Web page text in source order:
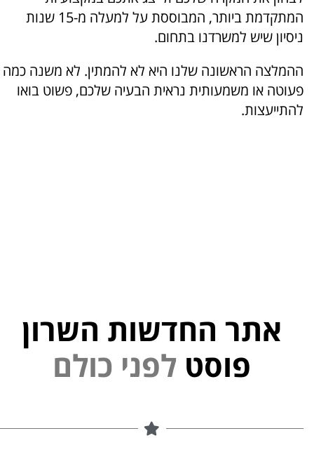
המתקדמת ביותר, המבוססת על למעלה מ-15 שנות
ניסיון שיש למשרדנו בתחום.
ההמלצה הראשונה שלנו היא לא להמתין. לא משנה כמה
פעוטה או משמעותית נראית הבעיה שלכם, פשוט בואו
להתייעצות.
אתר החדשות השרון
פוסט